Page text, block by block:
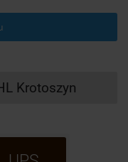
Krotoszyn